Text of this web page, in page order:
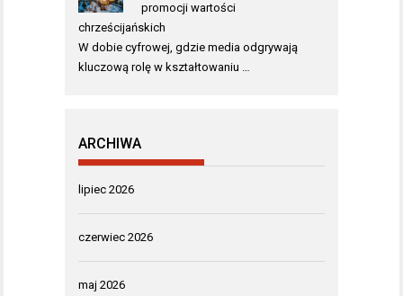
promocji wartości
chrześcijańskich
W dobie cyfrowej, gdzie media odgrywają
kluczową rolę w kształtowaniu …
ARCHIWA
lipiec 2026
czerwiec 2026
maj 2026